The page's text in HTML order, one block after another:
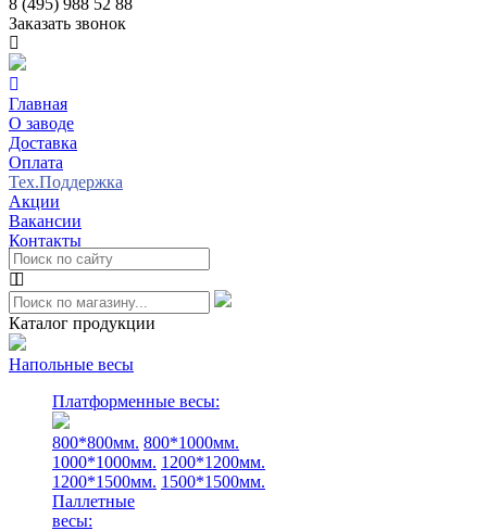
8 (495) 988 52 88
Заказать звонок
Главная
О заводе
Доставка
Оплата
Тех.Поддержка
Акции
Вакансии
Контакты
Каталог продукции
Напольные весы
Платформенные весы:
800*800мм. 800*1000мм.
1000*1000мм. 1200*1200мм.
1200*1500мм. 1500*1500мм.
Паллетные
весы: